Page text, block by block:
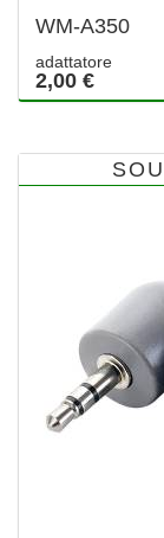
WM-A350
adattatore
2,00 €